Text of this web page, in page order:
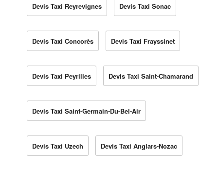
Devis Taxi Reyrevignes Devis Taxi Sonac
Devis Taxi Concorès Devis Taxi Frayssinet
Devis Taxi Peyrilles Devis Taxi Saint-Chamarand
Devis Taxi Saint-Germain-Du-Bel-Air
Devis Taxi Uzech Devis Taxi Anglars-Nozac